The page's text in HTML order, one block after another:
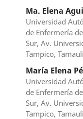
Ma. Elena
Universidad
de Enfermería
Sur, Av.
Tampico,
María Elena
Universidad
de Enfermería
Sur, Av.
Tampico,